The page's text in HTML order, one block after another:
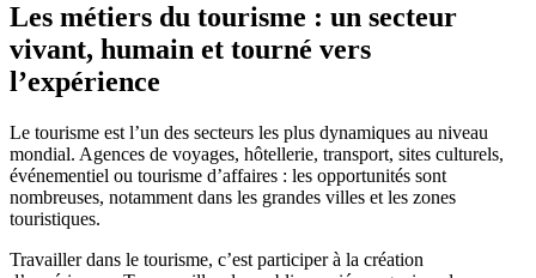
Les métiers du tourisme : un secteur
vivant, humain et tourné vers
l’expérience
Le tourisme est l’un des secteurs les plus dynamiques au niveau
mondial. Agences de voyages, hôtellerie, transport, sites culturels,
événementiel ou tourisme d’affaires : les opportunités sont
nombreuses, notamment dans les grandes villes et les zones
touristiques.
Travailler dans le tourisme, c’est participer à la création